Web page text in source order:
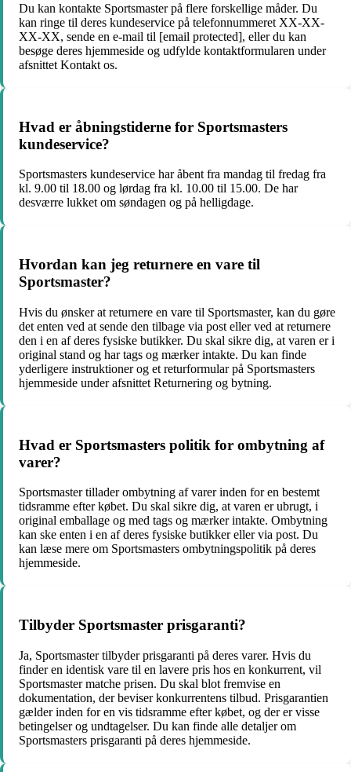
Du kan kontakte Sportsmaster på flere forskellige måder. Du
kan ringe til deres kundeservice på telefonnummeret XX-XX-
XX-XX, sende en e-mail til [email protected], eller du kan
besøge deres hjemmeside og udfylde kontaktformularen under
afsnittet Kontakt os.
Hvad er åbningstiderne for Sportsmasters
kundeservice?
Sportsmasters kundeservice har åbent fra mandag til fredag fra
kl. 9.00 til 18.00 og lørdag fra kl. 10.00 til 15.00. De har
desværre lukket om søndagen og på helligdage.
Hvordan kan jeg returnere en vare til
Sportsmaster?
Hvis du ønsker at returnere en vare til Sportsmaster, kan du gøre
det enten ved at sende den tilbage via post eller ved at returnere
den i en af deres fysiske butikker. Du skal sikre dig, at varen er i
original stand og har tags og mærker intakte. Du kan finde
yderligere instruktioner og et returformular på Sportsmasters
hjemmeside under afsnittet Returnering og bytning.
Hvad er Sportsmasters politik for ombytning af
varer?
Sportsmaster tillader ombytning af varer inden for en bestemt
tidsramme efter købet. Du skal sikre dig, at varen er ubrugt, i
original emballage og med tags og mærker intakte. Ombytning
kan ske enten i en af deres fysiske butikker eller via post. Du
kan læse mere om Sportsmasters ombytningspolitik på deres
hjemmeside.
Tilbyder Sportsmaster prisgaranti?
Ja, Sportsmaster tilbyder prisgaranti på deres varer. Hvis du
finder en identisk vare til en lavere pris hos en konkurrent, vil
Sportsmaster matche prisen. Du skal blot fremvise en
dokumentation, der beviser konkurrentens tilbud. Prisgarantien
gælder inden for en vis tidsramme efter købet, og der er visse
betingelser og undtagelser. Du kan finde alle detaljer om
Sportsmasters prisgaranti på deres hjemmeside.